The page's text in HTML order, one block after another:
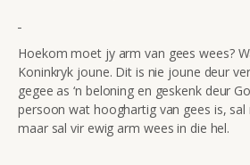
Hoekom moet jy arm van gees wees?
Koninkryk joune. Dit is nie joune deur
gegee as ‘n beloning en geskenk deur
persoon wat hooghartig van gees is, sal
maar sal vir ewig arm wees in die hel.